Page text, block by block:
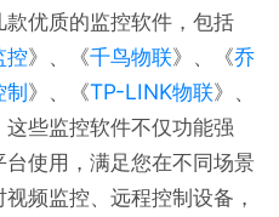
优质的监控软件，包括
控》、《千鸟物联》、《乔
制》、《TP-LINK物联》、
这些监控软件不仅功能强
使用，满足您在不同场景
频监控、远程控制设备，